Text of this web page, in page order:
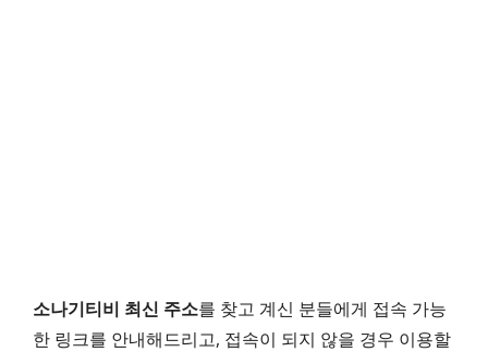
소나기티비 최신 주소를 찾고 계신 분들에게 접속 가능
한 링크를 안내해드리고, 접속이 되지 않을 경우 이용할